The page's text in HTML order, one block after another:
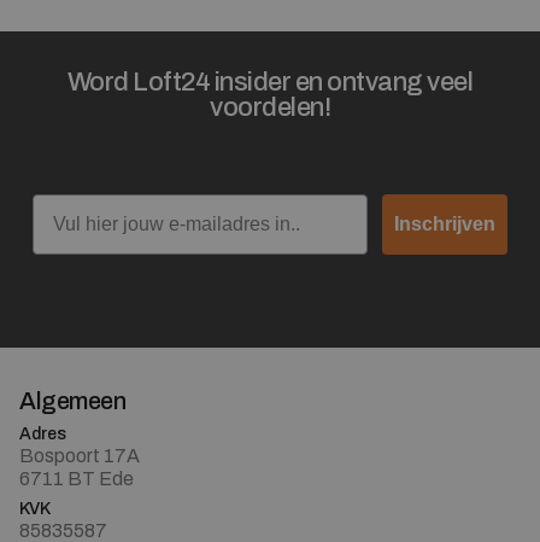
Word Loft24 insider en ontvang veel
voordelen!
Email
Inschrijven
Algemeen
Adres
Bospoort 17A
6711 BT Ede
KVK
85835587